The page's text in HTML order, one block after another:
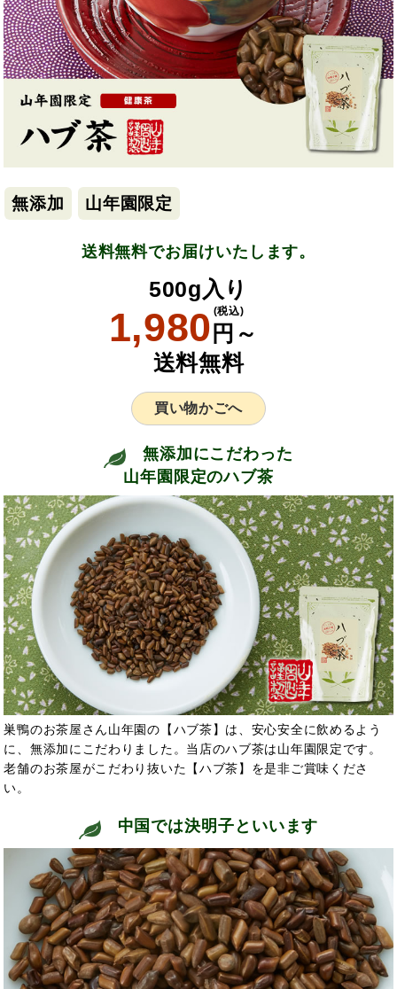
無添加 山年園限定
送料無料でお届けいたします。
500g入り
1,980 円～
(税込)
送料無料
買い物かごへ
無添加にこだわった
山年園限定のハブ茶
巣鴨のお茶屋さん山年園の【ハブ茶】は、安心安全に飲めるよう
に、無添加にこだわりました。当店のハブ茶は山年園限定です。
老舗のお茶屋がこだわり抜いた【ハブ茶】を是非ご賞味くださ
い。
中国では決明子といい ます